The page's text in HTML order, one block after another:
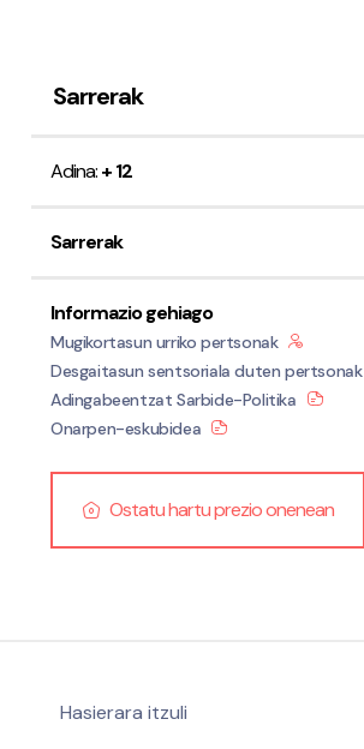
Sarrerak
Adina:+ 12
Sarrerak
Informazio gehiago
Mugikortasun urriko pertsonak
Desgaitasun sentsoriala duten pertsonak
Adingabeentzat Sarbide-Politika
Onarpen-eskubidea
Ostatu hartu prezio onenean
Hasierara itzuli